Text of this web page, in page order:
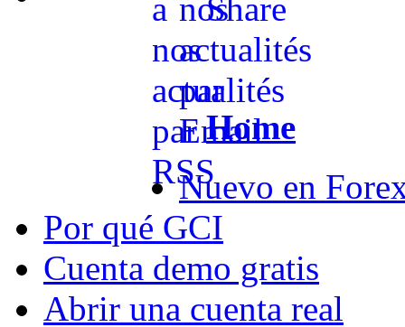
Home
Nuevo en
Por qué GCI
Cuenta demo gratis
Abrir una cuenta real